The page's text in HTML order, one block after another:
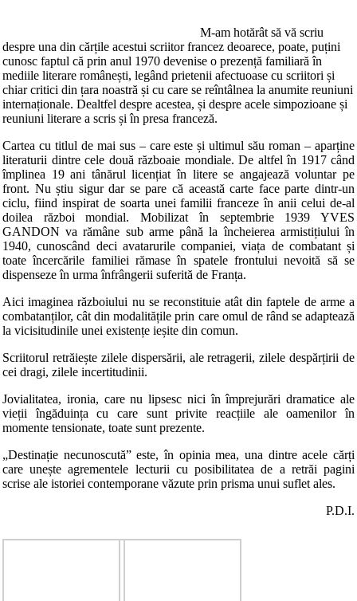
M-am hotărât să vă scriu
despre una din cărțile acestui scriitor francez deoarece, poate, puțini
cunosc faptul că prin anul 1970 devenise o prezență familiară în
mediile literare românești, legând prietenii afectuoase cu scriitori și
chiar critici din țara noastră și cu care se reîntâlnea la anumite reuniuni
internaționale. Dealtfel despre acestea, și despre acele simpozioane și
reuniuni literare a scris și în presa franceză.
Cartea cu titlul de mai sus – care este și ultimul său roman – aparține
literaturii dintre cele două războaie mondiale. De altfel în 1917 când
împlinea 19 ani tânărul licențiat în litere se angajează voluntar pe
front. Nu știu sigur dar se pare că această carte face parte dintr-un
ciclu, fiind inspirat de soarta unei familii franceze în anii celui de-al
doilea război mondial. Mobilizat în septembrie 1939 YVES
GANDON va rămâne sub arme până la încheierea armistițiului în
1940, cunoscând deci avatarurile companiei, viața de combatant și
toate încercările familiei rămase în spatele frontului nevoită să se
dispenseze în urma înfrângerii suferită de Franța.
Aici imaginea războiului nu se reconstituie atât din faptele de arme a
combatanților, cât din modalitățile prin care omul de rând se adaptează
la vicisitudinile unei existențe ieșite din comun.
Scriitorul retrăiește zilele dispersării, ale retragerii, zilele despărțirii de
cei dragi, zilele incertitudinii.
Jovialitatea, ironia, care nu lipsesc nici în împrejurări dramatice ale
vieții îngăduința cu care sunt privite reacțiile ale oamenilor în
momente tensionate, toate sunt prezente.
„Destinație necunoscută” este, în opinia mea, una dintre acele cărți
care unește agrementele lecturii cu posibilitatea de a retrăi pagini
scrise ale istoriei contemporane văzute prin prisma unui suflet ales.
P.D.I.